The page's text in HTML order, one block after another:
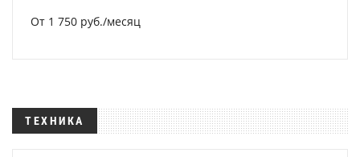
От 1 750 руб./месяц
ТЕХНИКА